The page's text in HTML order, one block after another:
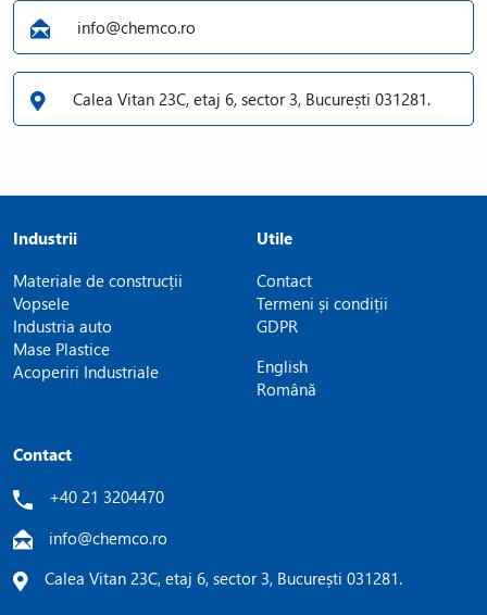
info@chemco.ro
Calea Vitan 23C, etaj 6, sector 3, București 031281.
Industrii
Materiale de construcții
Vopsele
Industria auto
Mase Plastice
Acoperiri Industriale
Utile
Contact
Termeni și condiții
GDPR
English
Română
Contact
+40 21 3204470
info@chemco.ro
Calea Vitan 23C, etaj 6, sector 3, București 031281.